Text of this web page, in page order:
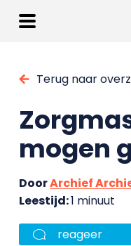
Terug naar
mogen
DoorArchief
Leestijd:1 minuut
reageer